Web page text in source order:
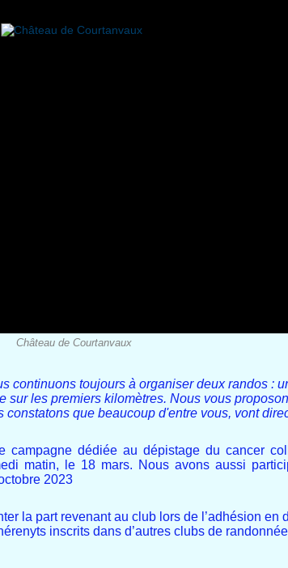
Château de Courtanvaux
continuons toujours à organiser deux randos :
sur les premiers kilomètres. Nous vous
que beaucoup d'entre vous, vont
dédiée au dépistage du cancer
matin, le 18 mars. Nous avons aussi
2023
la part revenant au club lors de l’adhésion en
inscrits dans d’autres clubs de